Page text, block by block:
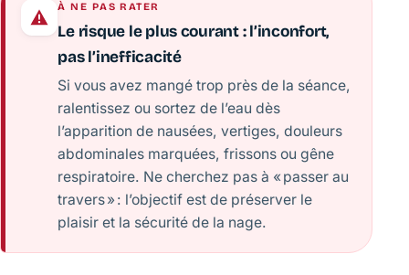
À NE PAS RATER
Le risque le plus courant : l’inconfort,
pas l’inefficacité
Si vous avez mangé trop près de la séance,
ralentissez ou sortez de l’eau dès
l’apparition de nausées, vertiges, douleurs
abdominales marquées, frissons ou gêne
respiratoire. Ne cherchez pas à « passer au
travers » : l’objectif est de préserver le
plaisir et la sécurité de la nage.